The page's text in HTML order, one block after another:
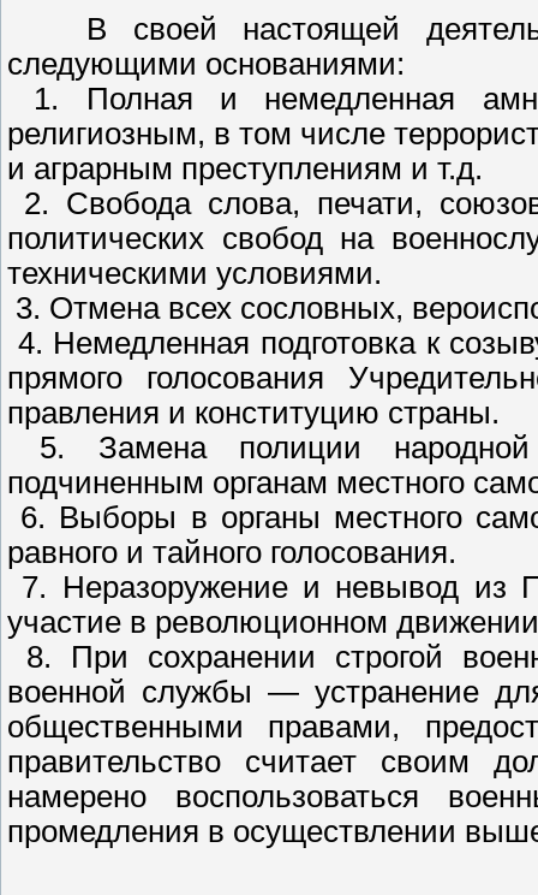
В своей настоящей
следующими основаниями:
1. Полная и немедленная
религиозным, в том числе
и аграрным преступлениям и т.д.
2. Свобода слова, печати,
политических свобод на
техническими условиями.
3. Отмена всех сословных,
4. Немедленная подготовка к
прямого голосования
правления и конституцию страны.
5. Замена полиции
подчиненным органам местного
6. Выборы в органы местного
равного и тайного голосования.
7. Неразоружение и невывод из
участие в революционном
8. При сохранении строгой
военной службы — устранение
общественными правами,
правительство считает своим
намерено воспользоваться
промедления в осуществлении